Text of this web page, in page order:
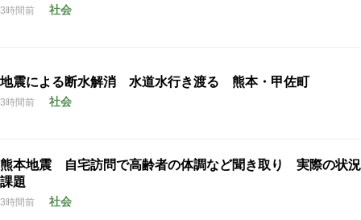
3時間前 社会
地震による断水解消 水道水行き渡る 熊本・甲佐町
3時間前 社会
熊本地震 自宅訪問で高齢者の体調など聞き取り 実際の状
課題
3時間前 社会